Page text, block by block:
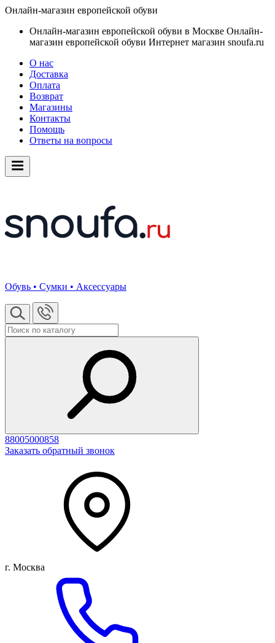
Онлайн-магазин европейской обуви
Онлайн-магазин европейской обуви в Москве Онлайн-
магазин европейской обуви Интернет магазин snoufa.ru
О нас
Доставка
Оплата
Возврат
Магазины
Контакты
Помощь
Ответы на вопросы
Обувь • Сумки • Аксессуары
88005000858
Заказать обратный звонок
г. Москва